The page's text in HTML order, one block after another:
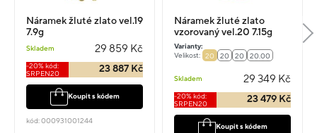
Náramek žluté zlato vel.19
7.9g
Skladem 29 859 Kč
-20% kód:
SRPEN20
23 887 Kč
Koupit s kódem
kód: 000931001244
Náramek žluté zlato
vzorovaný vel.20 7.15g
Varianty:
Velikost:
20 20 20 20.00
Skladem 29 349 Kč
-20% kód:
SRPEN20
23 479 Kč
Koupit s kódem